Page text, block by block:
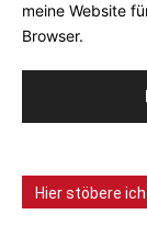
meine Website
Browser.
Hier stöbere ich